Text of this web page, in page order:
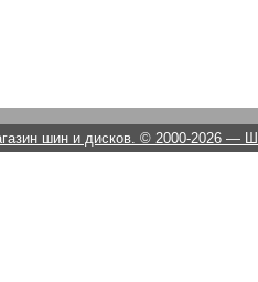
шин и дисков. © 2000-2026 —